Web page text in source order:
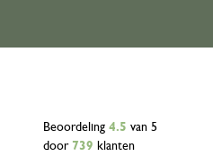
Beoordeling 4.5 van 5
door 739 klanten